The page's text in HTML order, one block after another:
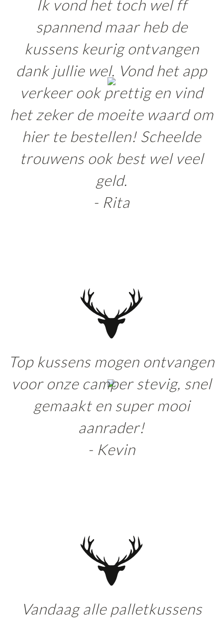
Ik vond het toch wel ff
spannend maar heb de
kussens keurig ontvangen
dank jullie wel. Vond het app
verkeer ook prettig en vind
het zeker de moeite waard om
hier te bestellen! Scheelde
trouwens ook best wel veel
geld.
- Rita
Top kussens mogen ontvangen
voor onze camper stevig, snel
gemaakt en super mooi
aanrader!
- Kevin
Vandaag alle palletkussens